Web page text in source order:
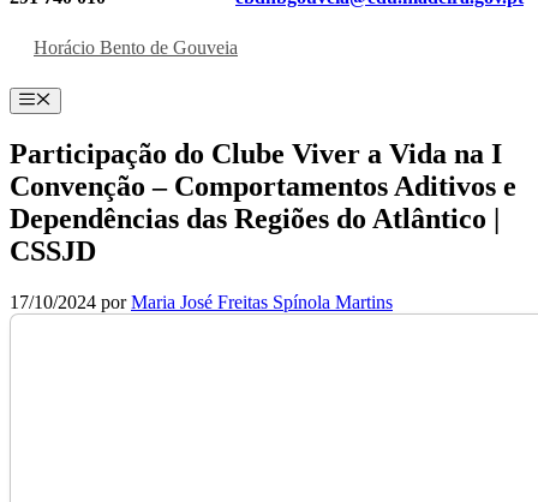
Horácio Bento de Gouveia
Menu
Participação do Clube Viver a Vida na I
Convenção – Comportamentos Aditivos e
Dependências das Regiões do Atlântico |
CSSJD
17/10/2024 porMaria José Freitas Spínola Martins